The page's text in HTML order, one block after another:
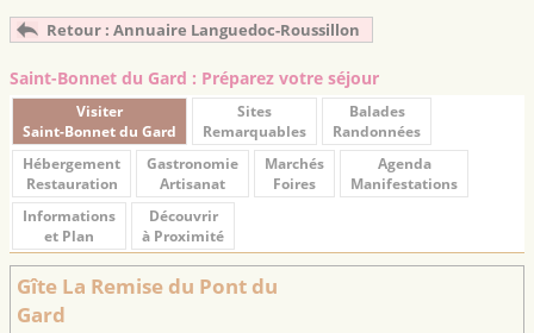
Retour : Annuaire Languedoc-Roussillon
Saint-Bonnet du Gard : Préparez votre séjour
Visiter
Saint-Bonnet du Gard
Sites
Remarquables
Balades
Randonnées
Hébergement
Restauration
Gastronomie
Artisanat
Marchés
Foires
Agenda
Manifestations
Informations
et Plan
Découvrir
à Proximité
Gîte La Remise du Pont du
Gard